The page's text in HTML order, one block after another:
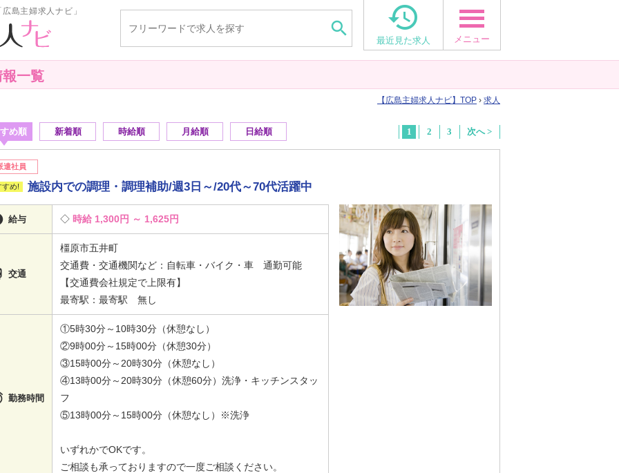
島主婦求人ナビ」
 
最近見た求人 メニュー
一覧
広島主婦求人ナビ TOP › 求人
1 2 3 次へ >
め順 新着順 時給順 月給順 日給順
遣社員
施設内での調理・調理補助/週3日～/20代～70代活躍中
給与 時給 1,300円 ～ 1,625円
交通
橿原市五井町
交通費・交通機関など：自転車・バイク・車 通勤可能
【交通費会社規定で上限有】
最寄駅：最寄駅 無し
勤務時間
①5時30分～10時30分（休憩なし）
②9時00分～15時00分（休憩30分）
③15時00分～20時30分（休憩なし）
④13時00分～20時30分（休憩60分）洗浄・キッチンスタッ
フ
⑤13時00分～15時00分（休憩なし）※洗浄
いずれかでOKです。
ご相談も承っておりますので一度ご相談ください。